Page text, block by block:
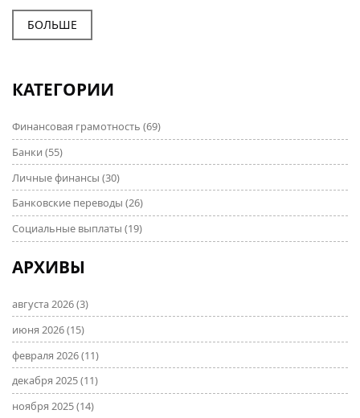
БОЛЬШЕ
КАТЕГОРИИ
Финансовая грамотность (69)
Банки (55)
Личные финансы (30)
Банковские переводы (26)
Социальные выплаты (19)
АРХИВЫ
августа 2026(3)
июня 2026(15)
февраля 2026(11)
декабря 2025(11)
ноября 2025(14)